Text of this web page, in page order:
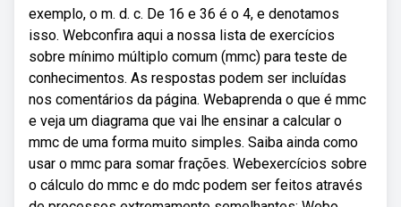
exemplo, o m. d. c. De 16 e 36 é o 4, e denotamos
isso. Webconfira aqui a nossa lista de exercícios
sobre mínimo múltiplo comum (mmc) para teste de
conhecimentos. As respostas podem ser incluídas
nos comentários da página. Webaprenda o que é mmc
e veja um diagrama que vai lhe ensinar a calcular o
mmc de uma forma muito simples. Saiba ainda como
usar o mmc para somar frações. Webexercícios sobre
o cálculo do mmc e do mdc podem ser feitos através